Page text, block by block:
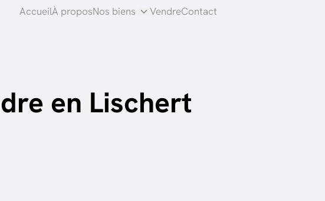
AccueilÀ proposNos biens VendreContact
en Lischert